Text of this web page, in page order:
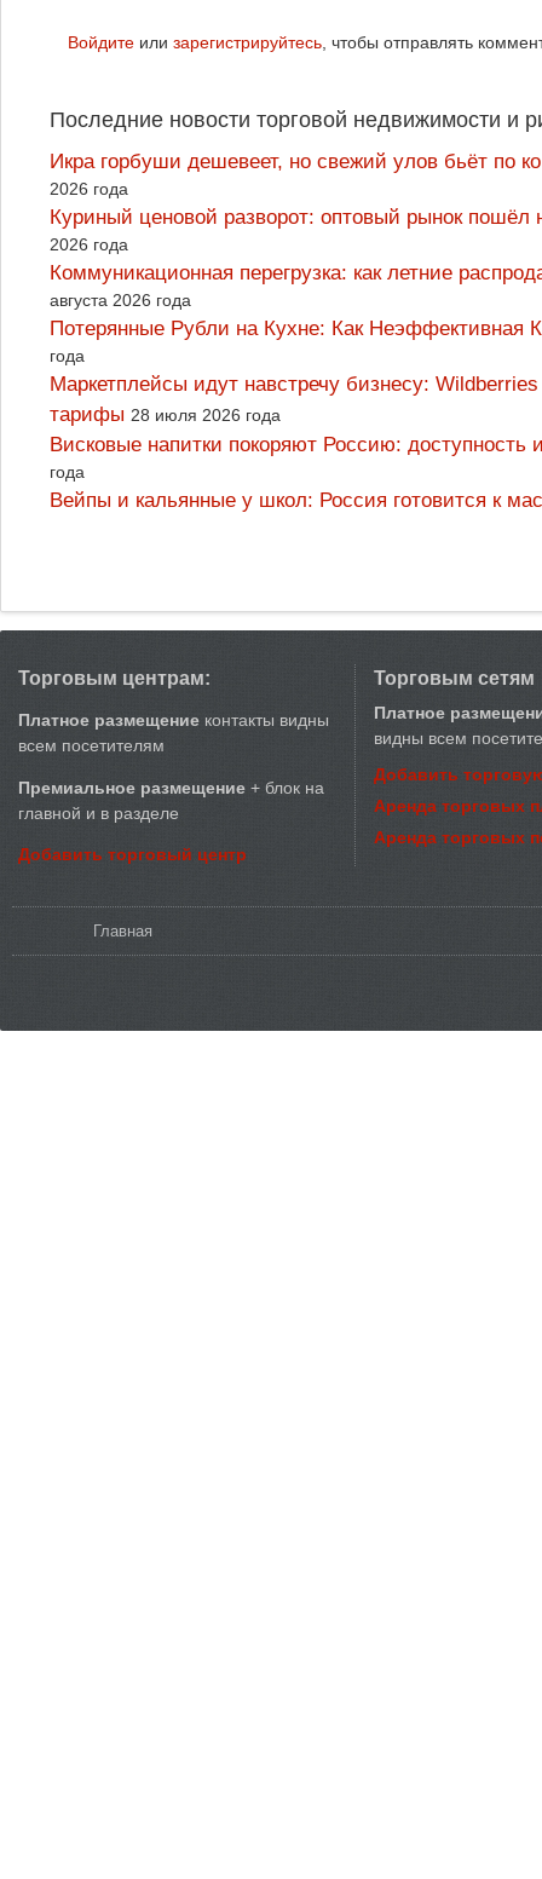
Войдите или зарегистрируйтесь , чтобы отправлять
Последние новости торговой недвижимости и
Икра горбуши дешевеет, но свежий улов бьёт по
2026 года
Куриный ценовой разворот: оптовый рынок
2026 года
Коммуникационная перегрузка: как летние
августа 2026 года
Потерянные Рубли на Кухне: Как
года
Маркетплейсы идут навстречу бизнесу:
тарифы 28 июля 2026 года
Висковые напитки покоряют Россию:
года
Вейпы и кальянные у школ: Россия готовится к
Торговым центрам:
Платное размещение контакты видны
всем посетителям
Премиальное размещение + блок на
главной и в разделе
Добавить торговый центр
Торговым сетям
Платное
видны всем
Добавить
Аренда торговых
Аренда торговых
Главная